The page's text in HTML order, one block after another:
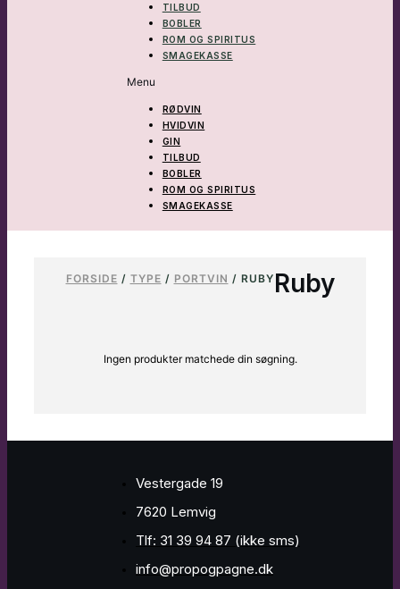
TILBUD
BOBLER
ROM OG SPIRITUS
SMAGEKASSE
Menu
RØDVIN
HVIDVIN
GIN
TILBUD
BOBLER
ROM OG SPIRITUS
SMAGEKASSE
FORSIDE / TYPE / PORTVIN / RUBY Ruby
Ingen produkter matchede din søgning.
Vestergade 19
7620 Lemvig
Tlf: 31 39 94 87 (ikke sms)
info@propogpagne.dk